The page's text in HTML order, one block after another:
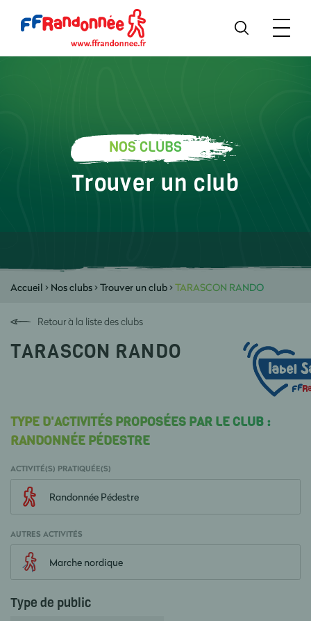
NOS CLUBS
Trouver un club
Accueil > Nos clubs>Trouver un club>TARASCON RANDO
Retour à la liste des clubs
TARASCON RANDO
TYPE D'ACTIVITÉS PROPOSÉES PAR LE CLUB :
RANDONNÉE PÉDESTRE
ACTIVITÉ(S) PRATIQUÉE(S)
Randonnée Pédestre
AUTRES ACTIVITÉS
Marche nordique
Type de public